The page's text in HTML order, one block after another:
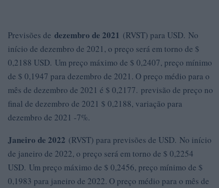
Previsões de dezembro de 2021 (RVST) para USD. No
início de dezembro de 2021, o preço será em torno de $
0,2188 USD. Um preço máximo de $ 0,2407, preço mínimo
de $ 0,1947 para dezembro de 2021. O preço médio para o
mês de dezembro de 2021 é $ 0,2177. previsão de preço no
final de dezembro de 2021 $ 0,2188, variação para
dezembro de 2021 -7%.
Janeiro de 2022 (RVST) para previsões de USD. No início
de janeiro de 2022, o preço será em torno de $ 0,2254
USD. Um preço máximo de $ 0,2456, preço mínimo de $
0,1983 para janeiro de 2022. O preço médio para o mês de